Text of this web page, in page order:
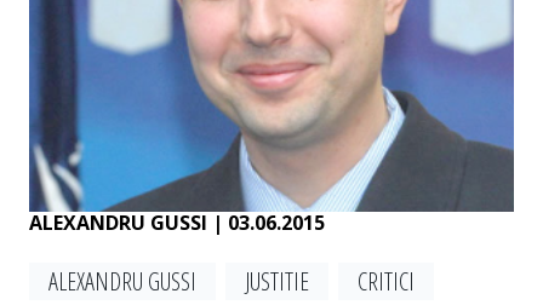
ALEXANDRU GUSSI | 03.06.2015
ALEXANDRU GUSSI JUSTITIE
CRITICI